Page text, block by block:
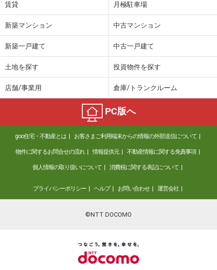
賃貸 月極駐車場
新築マンション 中古マンション
新築一戸建て 中古一戸建て
土地を探す 投資物件を探す
店舗/事業用 倉庫/トランクルーム
PC版へ
goo住宅・不動産とは お客さまご利用端末からの情報の外部送信について
物件に関するお問合せの流れ 情報提供元 不動産情報に関する免責事項
個人情報の取り扱いについて 消費税に関する表記について
プライバシーポリシー ヘルプ お問い合わせ 運営会社
©NTT DOCOMO